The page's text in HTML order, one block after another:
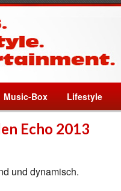
Music-Box Lifestyle
Echo 2013
und dynamisch.